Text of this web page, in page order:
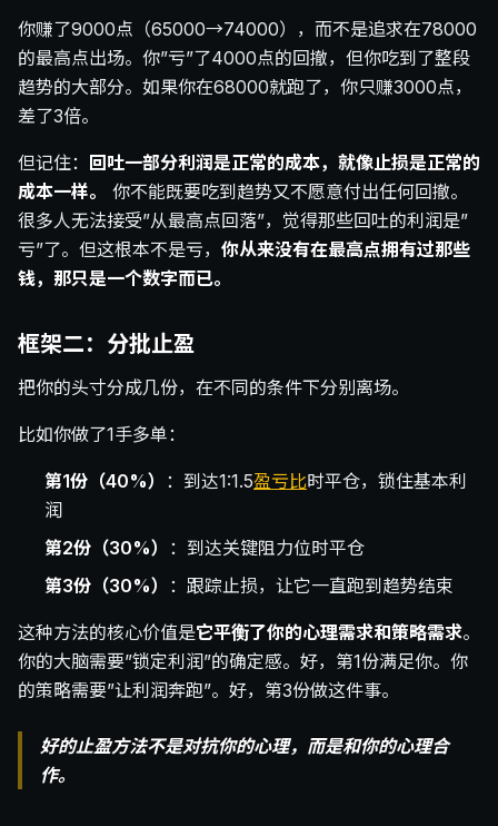
你赚了9000点（65000→74000），而不是追求在78000
的最高点出场。你”亏”了4000点的回撤，但你吃到了整段
趋势的大部分。如果你在68000就跑了，你只赚3000点，
差了3倍。
但记住：
回吐一部分利润是正常的成本，就像止损是正常的
成本一样。
你不能既要吃到趋势又不愿意付出任何回撤。
很多人无法接受”从最高点回落”，觉得那些回吐的利润是”
亏”了。但这根本不是亏， 你从来没有在最高点拥有过那些
钱，那只是一个数字而已。
框架二：分批止盈
把你的头寸分成几份，在不同的条件下分别离场。
比如你做了1手多单：
第1份（40%） ：到达1:1.5盈亏比时平仓，锁住基本利
润
第2份（30%） ：到达关键阻力位时平仓
第3份（30%） ：跟踪止损，让它一直跑到趋势结束
这种方法的核心价值是它平衡了你的心理需求和策略需求。
你的大脑需要”锁定利润”的确定感。好，第1份满足你。你
的策略需要”让利润奔跑”。好，第3份做这件事。
好的止盈方法不是对抗你的心理，而是和你的心理合
作。